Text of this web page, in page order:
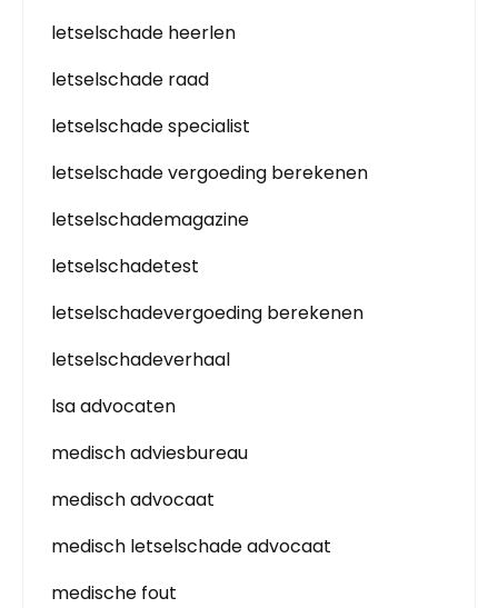
letselschade heerlen
letselschade raad
letselschade specialist
letselschade vergoeding berekenen
letselschademagazine
letselschadetest
letselschadevergoeding berekenen
letselschadeverhaal
lsa advocaten
medisch adviesbureau
medisch advocaat
medisch letselschade advocaat
medische fout